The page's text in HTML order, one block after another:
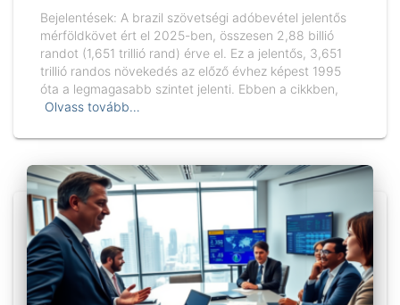
Bejelentések: A brazil szövetségi adóbevétel jelentős
mérföldkövet ért el 2025-ben, összesen 2,88 billió
randot (1,651 trillió rand) érve el. Ez a jelentős, 3,651
trillió randos növekedés az előző évhez képest 1995
óta a legmagasabb szintet jelenti. Ebben a cikkben,
Olvass tovább…